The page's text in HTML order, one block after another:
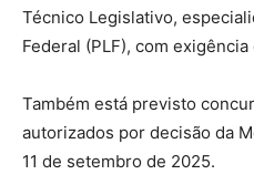
Técnico Legislativo,
Federal (PLF), com
Também está previsto
autorizados por decisão da
11 de setembro de 2025.